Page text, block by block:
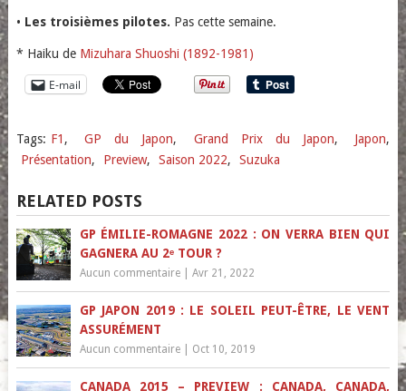
• Les troisièmes pilotes. Pas cette semaine.
* Haiku de Mizuhara Shuoshi (1892-1981)
E-mail
Tags: F1 , GP du Japon, Grand Prix du Japon, Japon,
Présentation, Preview, Saison 2022, Suzuka
RELATED POSTS
GP ÉMILIE-ROMAGNE 2022 : ON VERRA BIEN QUI
GAGNERA AU 2ᵉ TOUR ?
Aucun commentaire| Avr 21, 2022
GP JAPON 2019 : LE SOLEIL PEUT-ÊTRE, LE VENT
ASSURÉMENT
Aucun commentaire| Oct 10, 2019
CANADA 2015 – PREVIEW : CANADA, CANADA,